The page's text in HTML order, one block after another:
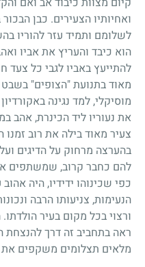
ואחיותיו הצעירים. כבן
לשלומם ותמיד עזר להוריו
הוא כיבד והעריץ את אביו
להתייעץ באביו לגבי כל
מאוד בתנועת "הצופים" בשבט
מוסיקלי, למד נגינה
את נעוריו ליד הכינרת, אהב
צעיר מאוד בילה את רוב זמנו
בהערצה מרחוק על הדיגים
להם כחבר קרוב, שמשתפים
כפי שכינוהו ידידיו, היה
הנעימות, צניעותו הרבה
ורצוי בכל מקום בעיר
ראה בתחביב זה דרך להנצחת
מלאים תצלומים משקפים את